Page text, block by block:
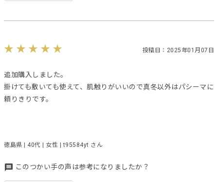
投稿日：2025年01月07日
追加購入しました。
掛けても敷いても使えて、肌触りがいいので真冬以外はパシーマに
頼りきりです。
徳島県 | 40代 | 女性 | t95584yt さん
このつかい手の声は参考になりましたか？